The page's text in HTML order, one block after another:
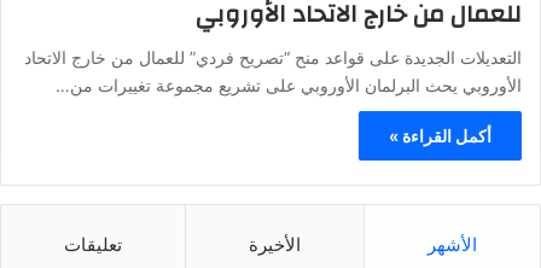
للعمال من خارج الاتحاد الأوروبي
التعديلات الجديدة على قواعد منح “تصريح فردي” للعمال من خارج الاتحاد
الأوروبي يحث البرلمان الأوروبي على تشريع مجموعة تغييرات من…
أكمل القراءة »
الأشهر الأخيرة تعليقات